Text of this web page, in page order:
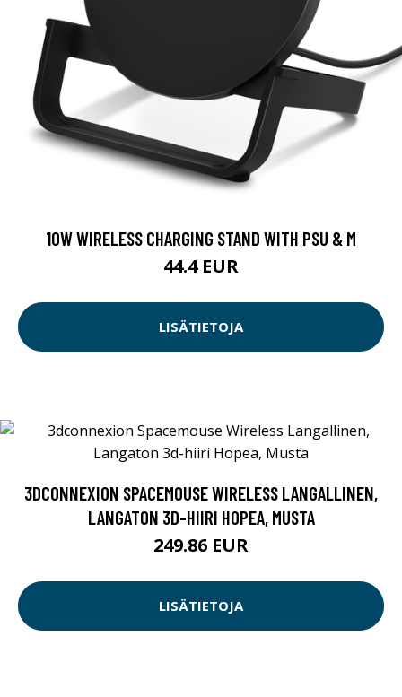
10W WIRELESS CHARGING STAND WITH PSU & M
44.4 EUR
LISÄTIETOJA
3DCONNEXION SPACEMOUSE WIRELESS LANGALLINEN,
LANGATON 3D-HIIRI HOPEA, MUSTA
249.86 EUR
LISÄTIETOJA